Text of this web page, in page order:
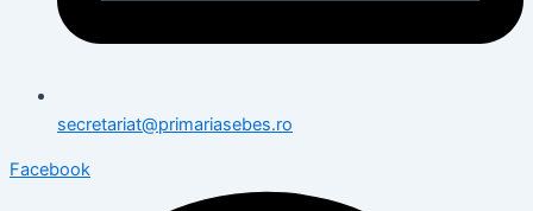
secretariat@primariasebes.ro
Facebook